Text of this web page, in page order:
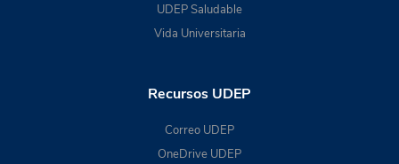
UDEP Saludable
Vida Universitaria
Recursos UDEP
Correo UDEP
OneDrive UDEP